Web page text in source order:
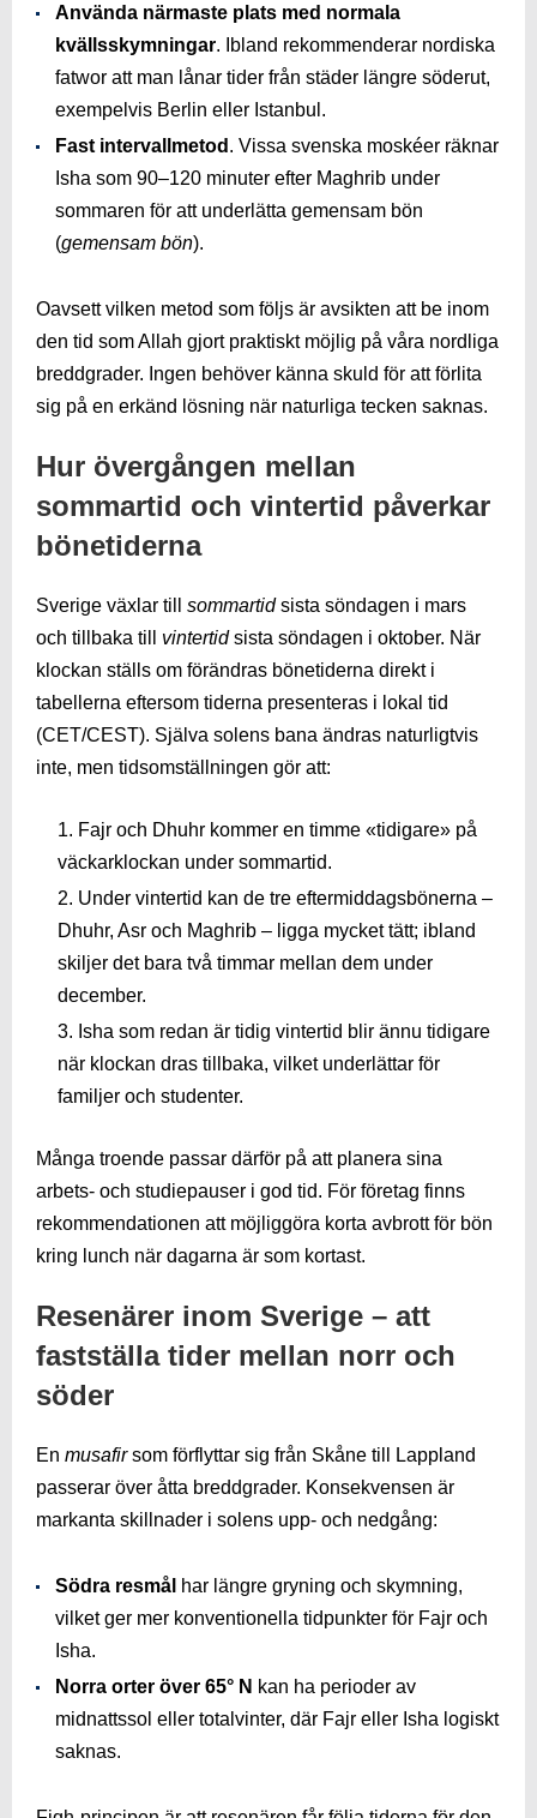
Använda närmaste plats med normala
kvällsskymningar. Ibland rekommenderar nordiska
fatwor att man lånar tider från städer längre söderut,
exempelvis Berlin eller Istanbul.
Fast intervallmetod . Vissa svenska moskéer räknar
Isha som 90–120 minuter efter Maghrib under
sommaren för att underlätta gemensam bön
(gemensam bön).
Oavsett vilken metod som följs är avsikten att be inom
den tid som Allah gjort praktiskt möjlig på våra nordliga
breddgrader. Ingen behöver känna skuld för att förlita
sig på en erkänd lösning när naturliga tecken saknas.
Hur övergången mellan
sommartid och vintertid påverkar
bönetiderna
Sverige växlar till sommartidsista söndagen i mars
och tillbaka till vintertidsista söndagen i oktober. När
klockan ställs om förändras bönetiderna direkt i
tabellerna eftersom tiderna presenteras i lokal tid
(CET/CEST). Själva solens bana ändras naturligtvis
inte, men tidsomställningen gör att:
Fajr och Dhuhr kommer en timme «tidigare» på
väckarklockan under sommartid.
Under vintertid kan de tre eftermiddagsbönerna –
Dhuhr, Asr och Maghrib – ligga mycket tätt; ibland
skiljer det bara två timmar mellan dem under
december.
Isha som redan är tidig vintertid blir ännu tidigare
när klockan dras tillbaka, vilket underlättar för
familjer och studenter.
Många troende passar därför på att planera sina
arbets- och studiepauser i god tid. För företag finns
rekommendationen att möjliggöra korta avbrott för bön
kring lunch när dagarna är som kortast.
Resenärer inom Sverige – att
fastställa tider mellan norr och
söder
En musafirsom förflyttar sig från Skåne till Lappland
passerar över åtta breddgrader. Konsekvensen är
markanta skillnader i solens upp- och nedgång:
Södra resmål har längre gryning och skymning,
vilket ger mer konventionella tidpunkter för Fajr och
Isha.
Norra orter över 65° N kan ha perioder av
midnattssol eller totalvinter, där Fajr eller Isha logiskt
saknas.